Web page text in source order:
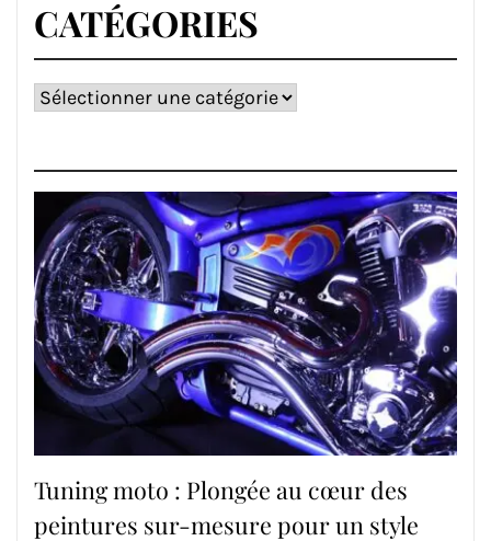
CATÉGORIES
Catégories
Tuning moto : Plongée au cœur des
peintures sur-mesure pour un style